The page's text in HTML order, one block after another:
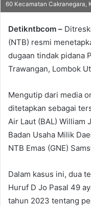
an
60 Kecamatan Cakranegara,
Detikntbcom –
(NTB) resmi
dugaan tindak pidana
Trawangan, Lombok
Mengutip dari media
ditetapkan sebagai
Air Laut (BAL) William
Badan Usaha Milik
NTB Emas (GNE)
Dalam kasus ini, dua
Huruf D Jo Pasal 49
tahun 2023 tentang